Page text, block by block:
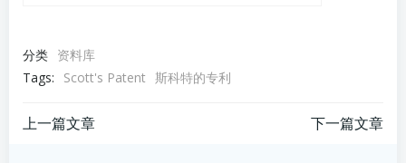
分类 资料库
Tags:
Scott's Patent 斯科特的专利
文
上一篇文章 下一篇文章